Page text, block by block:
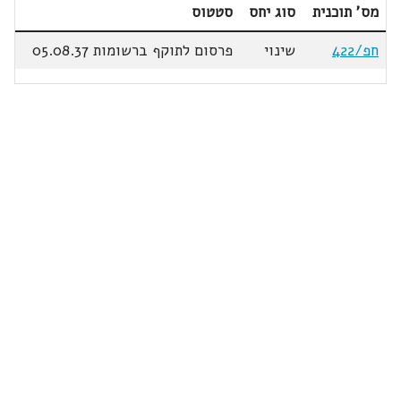
מס' תוכנית סוג יחס
סטטוס
חפ/422
שינוי פרסום לתוקף ברשומות 05.08.37